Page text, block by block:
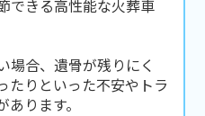
できる高性能な火葬車
場合、遺骨が残りにく
たりといった不安やトラ
ります。